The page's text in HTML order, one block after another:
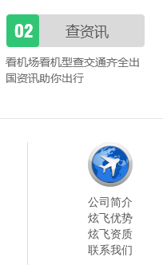
公司简介
炫飞优势
炫飞资质
联系我们